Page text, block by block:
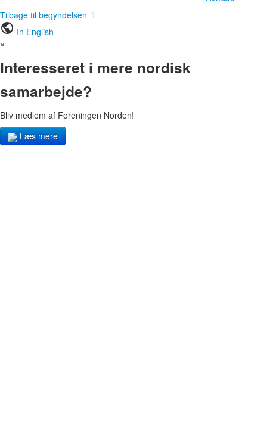
Tilbage til begyndelsen ⇧
public In English
×
Interesseret i mere nordisk
samarbejde?
Bliv medlem af Foreningen Norden!
Læs mere